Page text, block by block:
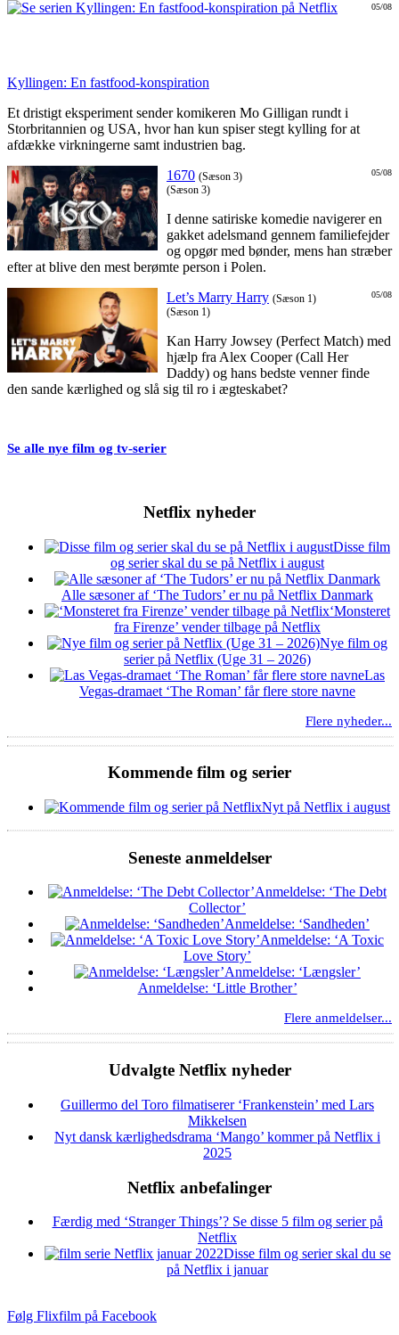
05/08
Kyllingen: En fastfood-konspiration
Et dristigt eksperiment sender komikeren Mo Gilligan rundt i
Storbritannien og USA, hvor han kun spiser stegt kylling for at
afdække virkningerne samt industrien bag.
05/08
1670 (Sæson 3)
(Sæson 3)
I denne satiriske komedie navigerer en
gakket adelsmand gennem familiefejder
og opgør med bønder, mens han stræber
efter at blive den mest berømte person i Polen.
05/08
Let’s Marry Harry (Sæson 1)
(Sæson 1)
Kan Harry Jowsey (Perfect Match) med
hjælp fra Alex Cooper (Call Her
Daddy) og hans bedste venner finde
den sande kærlighed og slå sig til ro i ægteskabet?
Se alle nye film og tv-serier
Netflix nyheder
Disse film
og serier skal du se på Netflix i august
Alle sæsoner af ‘The Tudors’ er nu på Netflix Danmark
‘Monsteret
fra Firenze’ vender tilbage på Netflix
Nye film og
serier på Netflix (Uge 31 – 2026)
Las
Vegas-dramaet ‘The Roman’ får flere store navne
Flere nyheder...
Kommende film og serier
Nyt på Netflix i august
Seneste anmeldelser
Anmeldelse: ‘The Debt
Collector’
Anmeldelse: ‘Sandheden’
Anmeldelse: ‘A Toxic
Love Story’
Anmeldelse: ‘Længsler’
Anmeldelse: ‘Little Brother’
Flere anmeldelser...
Udvalgte Netflix nyheder
Guillermo del Toro filmatiserer ‘Frankenstein’ med Lars
Mikkelsen
Nyt dansk kærlighedsdrama ‘Mango’ kommer på Netflix i
2025
Netflix anbefalinger
Færdig med ‘Stranger Things’? Se disse 5 film og serier på
Netflix
Disse film og serier skal du se
på Netflix i januar
Følg Flixfilm på Facebook